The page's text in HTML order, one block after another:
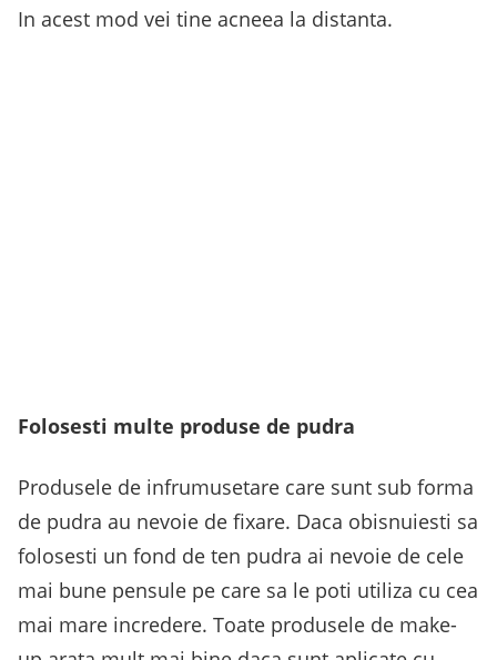
In acest mod vei tine acneea la distanta.
Folosesti multe produse de pudra
Produsele de infrumusetare care sunt sub forma
de pudra au nevoie de fixare. Daca obisnuiesti sa
folosesti un fond de ten pudra ai nevoie de cele
mai bune pensule pe care sa le poti utiliza cu cea
mai mare incredere. Toate produsele de make-